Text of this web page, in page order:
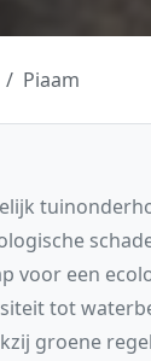
Piaam
voor een
tot
groene